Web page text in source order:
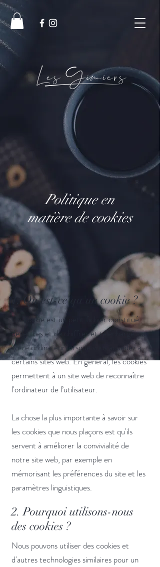
Politique en
matière de cookies
1. Qu'est-ce qu'un cookie ?
Un cookie est un petit fichier constitué
de lettres et de chiffres et téléchargé sur
votre ordinateur lorsque vous accédez à
certains sites web. En général, les cookies
permettent à un site web de reconnaître
l'ordinateur de l’utilisateur.
La chose la plus importante à savoir sur
les cookies que nous plaçons est qu'ils
servent à améliorer la convivialité de
notre site web, par exemple en
mémorisant les préférences du site et les
paramètres linguistiques.
2. Pourquoi utilisons-nous
des cookies ?
Nous pouvons utiliser des cookies et
d'autres technologies similaires pour un